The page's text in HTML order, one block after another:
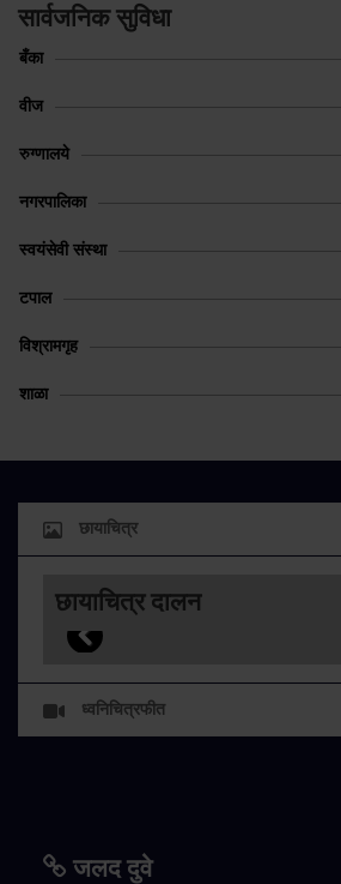
सार्वजनिक सुविधा
बँका
वीज
रुग्णालये
नगरपालिका
स्वयंसेवी संस्था
टपाल
विश्रामगृह
शाळा
छायाचित्र
छायाचित्र दालन
ध्वनिचित्रफीत
जलद दुवे